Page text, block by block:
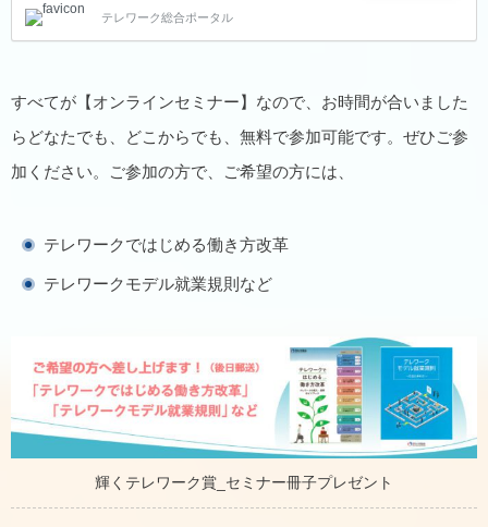
テレワーク総合ポータル
すべてが【オンラインセミナー】なので、お時間が合いました
らどなたでも、どこからでも、無料で参加可能です。ぜひご参
加ください。ご参加の方で、ご希望の方には、
テレワークではじめる働き方改革
テレワークモデル就業規則など
輝くテレワーク賞_セミナー冊子プレゼント